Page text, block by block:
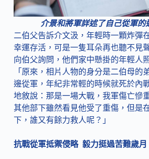
介景和將軍詳述了自己從軍的
二伯父告訴介文汲，年輕時一顆炸彈
幸運存活，可是一隻耳朵再也聽不見
向伯父詢問，他們家中懸掛的年輕人
「原來，相片人物的身分是二伯母的
邊從軍，年紀非常輕的時候就死於內
地敘說：那是一場大戰，我軍傷亡慘
其他部下雖然看見他受了重傷，但是
下，誰又有餘力救人呢？」
抗戰從軍抵禦侵略 毅力挺過苦難歲月